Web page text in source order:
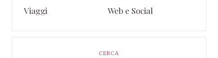
Viaggi
Web e Social
CERCA